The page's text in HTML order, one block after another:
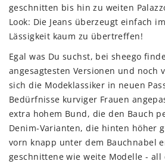
geschnitten bis hin zu weiten
Look: Die Jeans überzeugt einfach
Lässigkeit kaum zu übertreffen!
Egal was Du suchst, bei sheego
angesagtesten Versionen und noch
sich die Modeklassiker in neuen
Bedürfnisse kurviger Frauen
extra hohem Bund, die den Bauch
Denim-Varianten, die hinten höher
vorn knapp unter dem Bauchnabel
geschnittene wie weite Modelle - all